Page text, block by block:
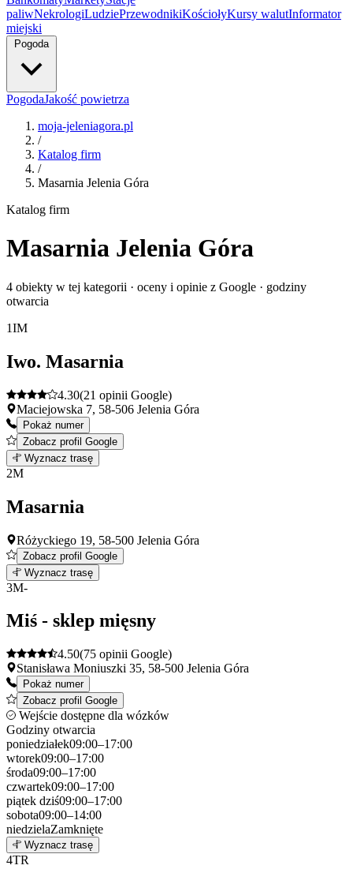
paliwNekrologiLudziePrzewodnikiKościołyKursy walutInformator
miejski
Pogoda
PogodaJakość powietrza
moja-jeleniagora.pl
/
Katalog firm
/
Masarnia Jelenia Góra
Katalog firm
Masarnia Jelenia Góra
4 obiekty w tej kategorii · oceny i opinie z Google · godziny
otwarcia
1IM
Iwo. Masarnia
4.30(21 opinii Google)
Maciejowska 7, 58-506 Jelenia Góra
Pokaż numer
Zobacz profil Google
+
Wyznacz trasę
2M
Masarnia
Różyckiego 19, 58-500 Jelenia Góra
Zobacz profil Google
+
−
Wyznacz trasę
3M-
Miś - sklep mięsny
4.50(75 opinii Google)
Stanisława Moniuszki 35, 58-500 Jelenia Góra
Pokaż numer
Zobacz profil Google
Wejście dostępne dla wózków
Godziny otwarcia
poniedziałek09:00–17:00
wtorek09:00–17:00
środa09:00–17:00
czwartek09:00–17:00
piątek dziś09:00–17:00
sobota09:00–14:00
niedzielaZamknięte
+
Wyznacz trasę
4TR